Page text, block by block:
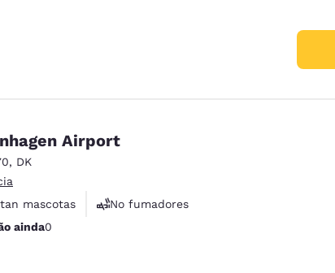
Airport
, DK
mascotas
No fumadores
ainda0